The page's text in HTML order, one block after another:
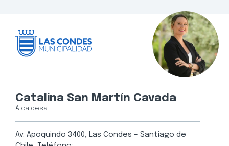
Catalina San Martín Cavada
Alcaldesa
Av. Apoquindo 3400, Las Condes – Santiago de